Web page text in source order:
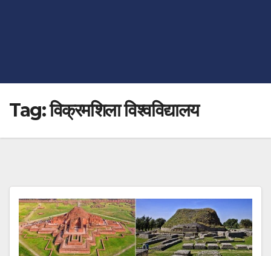
Tag:विक्रमशिला विश्वविद्यालय